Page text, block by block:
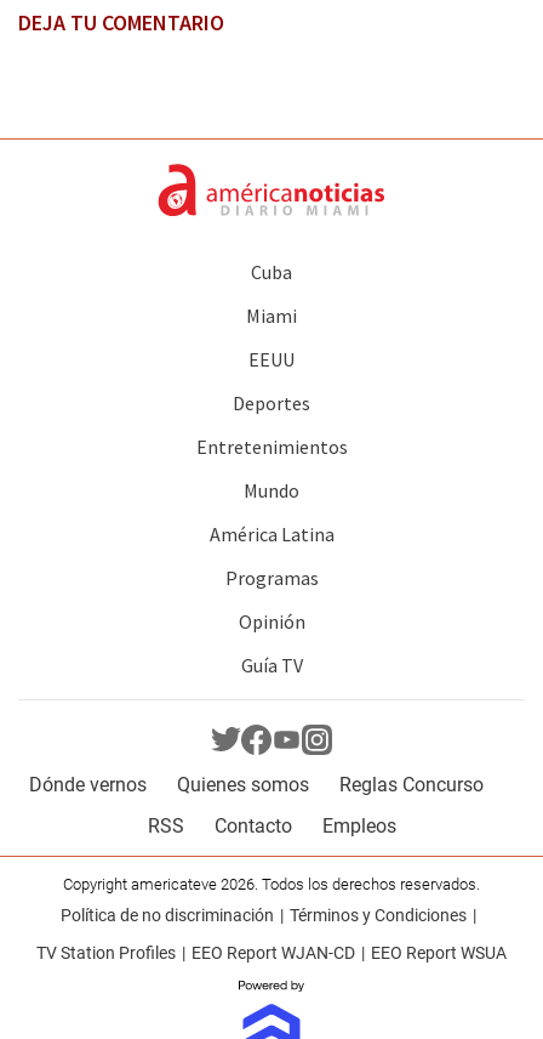
DEJA TU COMENTARIO
Cuba
Miami
EEUU
Deportes
Entretenimientos
Mundo
América Latina
Programas
Opinión
Guía TV
Dónde vernos Quienes somos
Reglas Concurso
RSS
Contacto Empleos
Copyright americateve 2026. Todos los derechos reservados.
Política de no discriminación
Términos y Condiciones
TV Station Profiles
EEO Report WJAN-CD EEO Report WSUA